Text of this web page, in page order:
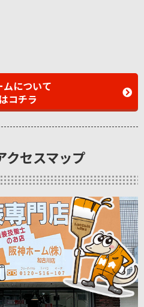
ムについて
コチラ
クセスマップ